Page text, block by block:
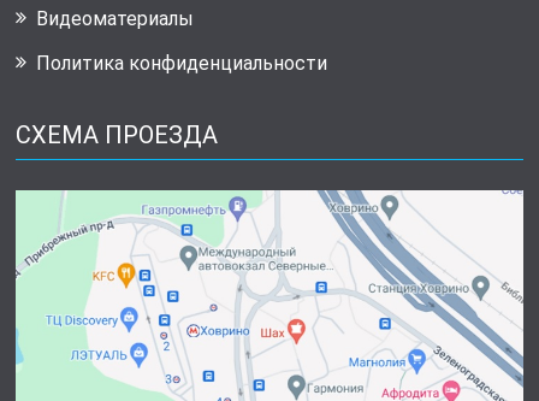
Видеоматериалы
Политика конфиденциальности
СХЕМА ПРОЕЗДА